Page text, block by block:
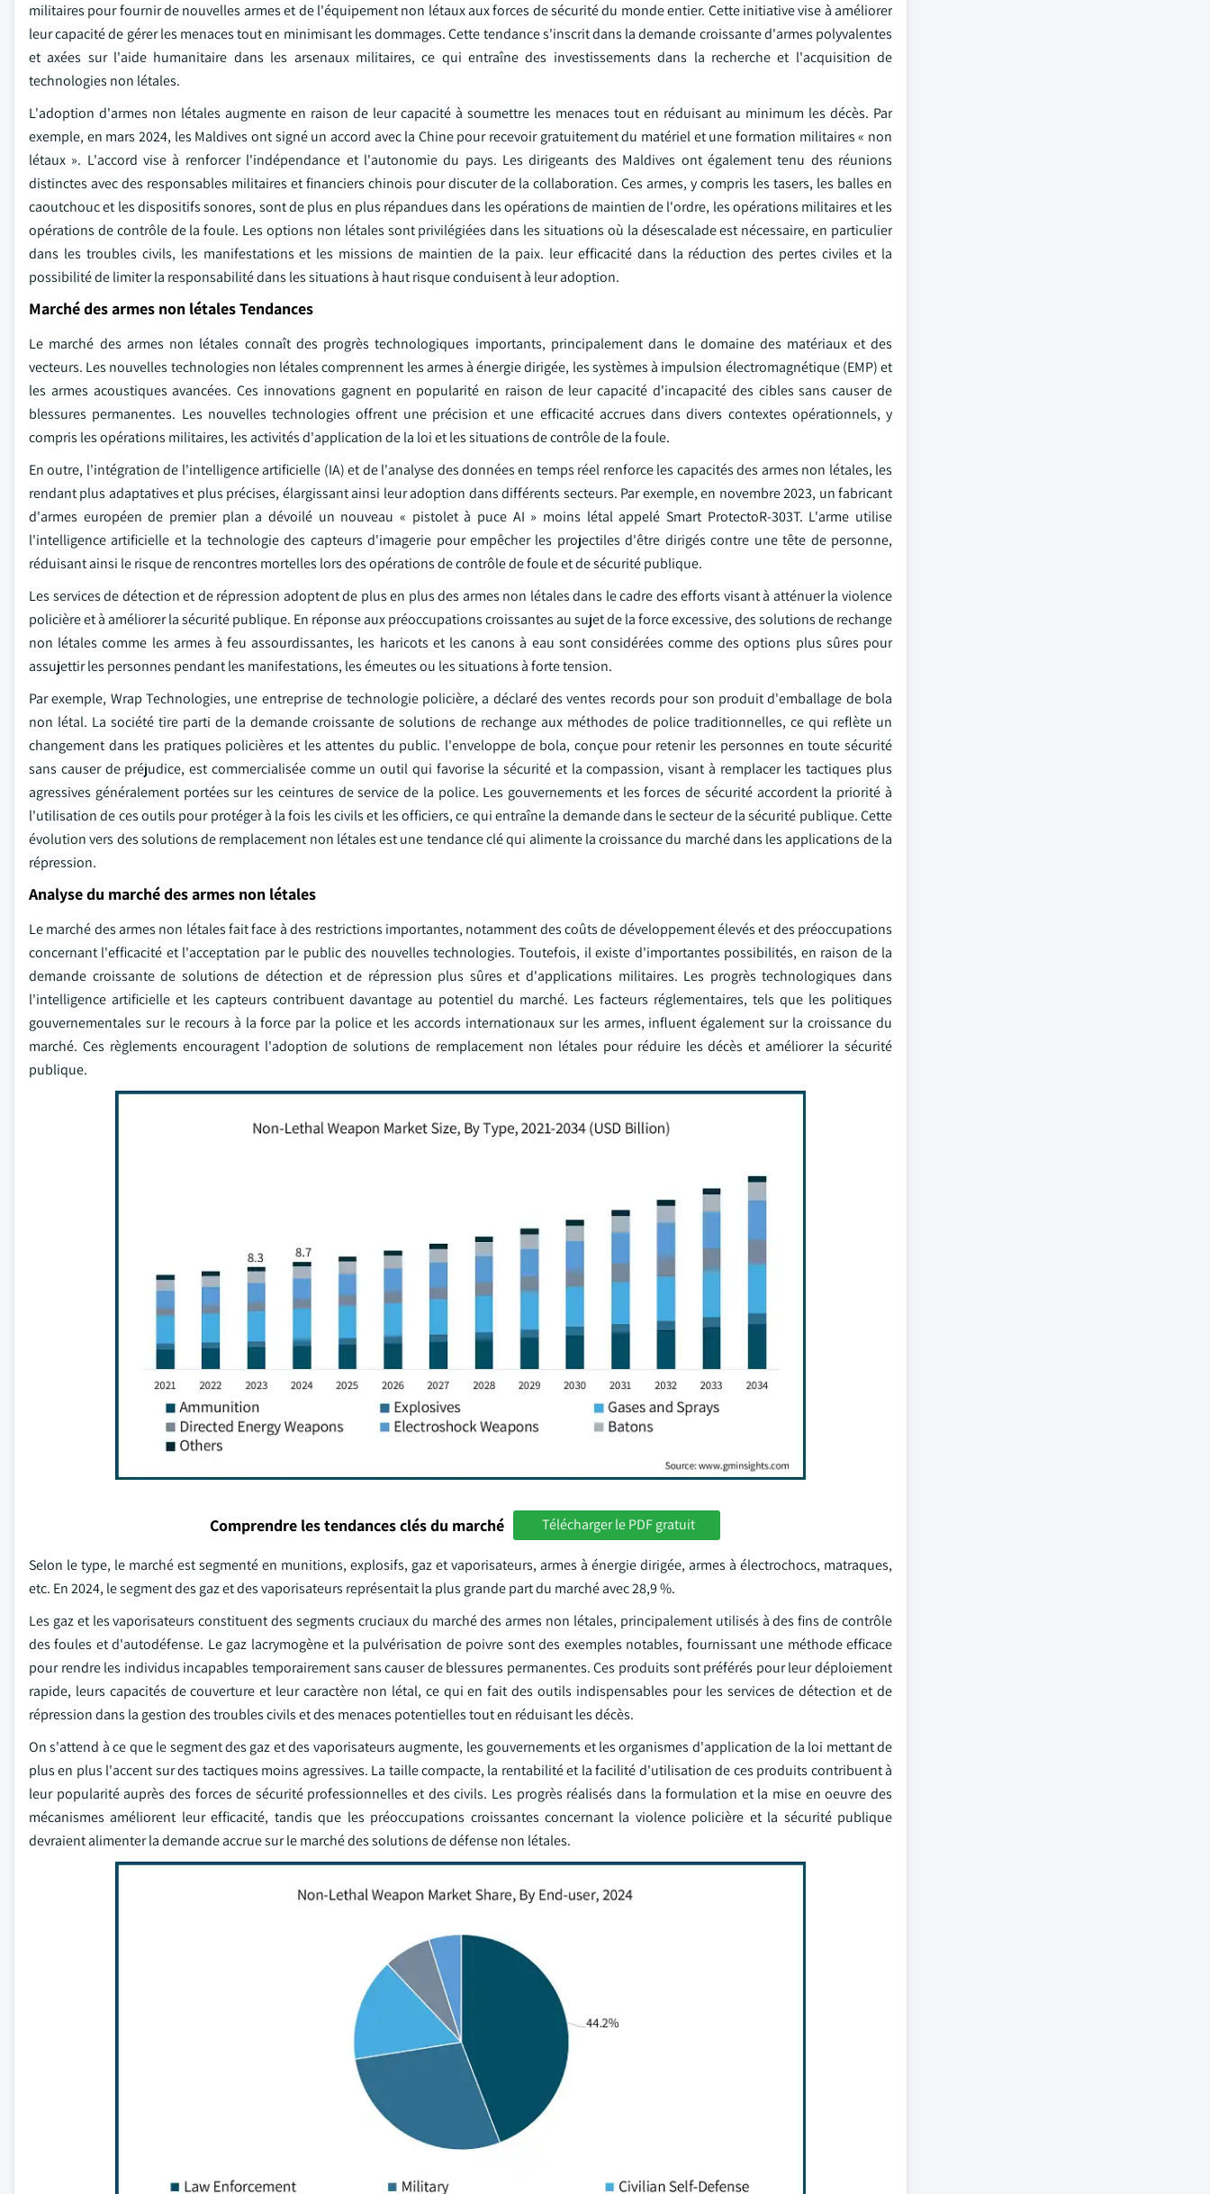
militaires pour fournir de nouvelles armes et de l'équipement non létaux aux forces de sécurité du monde entier. Cette initiative vise à améliorer
leur capacité de gérer les menaces tout en minimisant les dommages. Cette tendance s'inscrit dans la demande croissante d'armes polyvalentes
et axées sur l'aide humanitaire dans les arsenaux militaires, ce qui entraîne des investissements dans la recherche et l'acquisition de
technologies non létales.
L'adoption d'armes non létales augmente en raison de leur capacité à soumettre les menaces tout en réduisant au minimum les décès. Par
exemple, en mars 2024, les Maldives ont signé un accord avec la Chine pour recevoir gratuitement du matériel et une formation militaires « non
létaux ». L'accord vise à renforcer l'indépendance et l'autonomie du pays. Les dirigeants des Maldives ont également tenu des réunions
distinctes avec des responsables militaires et financiers chinois pour discuter de la collaboration. Ces armes, y compris les tasers, les balles en
caoutchouc et les dispositifs sonores, sont de plus en plus répandues dans les opérations de maintien de l'ordre, les opérations militaires et les
opérations de contrôle de la foule. Les options non létales sont privilégiées dans les situations où la désescalade est nécessaire, en particulier
dans les troubles civils, les manifestations et les missions de maintien de la paix. leur efficacité dans la réduction des pertes civiles et la
possibilité de limiter la responsabilité dans les situations à haut risque conduisent à leur adoption.
Marché des armes non létales Tendances
Le marché des armes non létales connaît des progrès technologiques importants, principalement dans le domaine des matériaux et des
vecteurs. Les nouvelles technologies non létales comprennent les armes à énergie dirigée, les systèmes à impulsion électromagnétique (EMP) et
les armes acoustiques avancées. Ces innovations gagnent en popularité en raison de leur capacité d'incapacité des cibles sans causer de
blessures permanentes. Les nouvelles technologies offrent une précision et une efficacité accrues dans divers contextes opérationnels, y
compris les opérations militaires, les activités d'application de la loi et les situations de contrôle de la foule.
En outre, l'intégration de l'intelligence artificielle (IA) et de l'analyse des données en temps réel renforce les capacités des armes non létales, les
rendant plus adaptatives et plus précises, élargissant ainsi leur adoption dans différents secteurs. Par exemple, en novembre 2023, un fabricant
d'armes européen de premier plan a dévoilé un nouveau « pistolet à puce AI » moins létal appelé Smart ProtectoR-303T. L'arme utilise
l'intelligence artificielle et la technologie des capteurs d'imagerie pour empêcher les projectiles d'être dirigés contre une tête de personne,
réduisant ainsi le risque de rencontres mortelles lors des opérations de contrôle de foule et de sécurité publique.
Les services de détection et de répression adoptent de plus en plus des armes non létales dans le cadre des efforts visant à atténuer la violence
policière et à améliorer la sécurité publique. En réponse aux préoccupations croissantes au sujet de la force excessive, des solutions de rechange
non létales comme les armes à feu assourdissantes, les haricots et les canons à eau sont considérées comme des options plus sûres pour
assujettir les personnes pendant les manifestations, les émeutes ou les situations à forte tension.
Par exemple, Wrap Technologies, une entreprise de technologie policière, a déclaré des ventes records pour son produit d'emballage de bola
non létal. La société tire parti de la demande croissante de solutions de rechange aux méthodes de police traditionnelles, ce qui reflète un
changement dans les pratiques policières et les attentes du public. l'enveloppe de bola, conçue pour retenir les personnes en toute sécurité
sans causer de préjudice, est commercialisée comme un outil qui favorise la sécurité et la compassion, visant à remplacer les tactiques plus
agressives généralement portées sur les ceintures de service de la police. Les gouvernements et les forces de sécurité accordent la priorité à
l'utilisation de ces outils pour protéger à la fois les civils et les officiers, ce qui entraîne la demande dans le secteur de la sécurité publique. Cette
évolution vers des solutions de remplacement non létales est une tendance clé qui alimente la croissance du marché dans les applications de la
répression.
Analyse du marché des armes non létales
Le marché des armes non létales fait face à des restrictions importantes, notamment des coûts de développement élevés et des préoccupations
concernant l'efficacité et l'acceptation par le public des nouvelles technologies. Toutefois, il existe d'importantes possibilités, en raison de la
demande croissante de solutions de détection et de répression plus sûres et d'applications militaires. Les progrès technologiques dans
l'intelligence artificielle et les capteurs contribuent davantage au potentiel du marché. Les facteurs réglementaires, tels que les politiques
gouvernementales sur le recours à la force par la police et les accords internationaux sur les armes, influent également sur la croissance du
marché. Ces règlements encouragent l'adoption de solutions de remplacement non létales pour réduire les décès et améliorer la sécurité
publique.
Comprendre les tendances clés du marché Télécharger le PDF gratuit
Selon le type, le marché est segmenté en munitions, explosifs, gaz et vaporisateurs, armes à énergie dirigée, armes à électrochocs, matraques,
etc. En 2024, le segment des gaz et des vaporisateurs représentait la plus grande part du marché avec 28,9 %.
Les gaz et les vaporisateurs constituent des segments cruciaux du marché des armes non létales, principalement utilisés à des fins de contrôle
des foules et d'autodéfense. Le gaz lacrymogène et la pulvérisation de poivre sont des exemples notables, fournissant une méthode efficace
pour rendre les individus incapables temporairement sans causer de blessures permanentes. Ces produits sont préférés pour leur déploiement
rapide, leurs capacités de couverture et leur caractère non létal, ce qui en fait des outils indispensables pour les services de détection et de
répression dans la gestion des troubles civils et des menaces potentielles tout en réduisant les décès.
On s'attend à ce que le segment des gaz et des vaporisateurs augmente, les gouvernements et les organismes d'application de la loi mettant de
plus en plus l'accent sur des tactiques moins agressives. La taille compacte, la rentabilité et la facilité d'utilisation de ces produits contribuent à
leur popularité auprès des forces de sécurité professionnelles et des civils. Les progrès réalisés dans la formulation et la mise en oeuvre des
mécanismes améliorent leur efficacité, tandis que les préoccupations croissantes concernant la violence policière et la sécurité publique
devraient alimenter la demande accrue sur le marché des solutions de défense non létales.